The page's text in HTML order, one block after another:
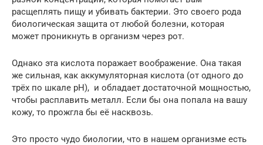
расщеплять пищу и убивать бактерии. Это своего рода
биологическая защита от любой болезни, которая
может проникнуть в организм через рот.
Однако эта кислота поражает воображение. Она такая
же сильная, как аккумуляторная кислота (от одного до
трёх по шкале pH), и обладает достаточной мощностью,
чтобы расплавить металл. Если бы она попала на вашу
кожу, то прожгла бы её насквозь.
Это просто чудо биологии, что в нашем организме есть